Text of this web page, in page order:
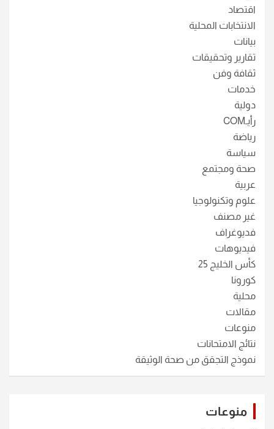
اقتصاد
الانتخابات المحلية
بيانات
تقارير وتحقيقات
ثقافة وفن
خدمات
دولية
رأيـCOM
رياضة
سياسة
صحة ومجتمع
عربية
علوم وتكنولوجيا
غير مصنف
فديوغراف
فيديوهات
كأس الخليج 25
كورونا
محلية
مقالات
منوعات
نتائج الامتحانات
نموذج التجقق من صحة الوثيقة
منوعات